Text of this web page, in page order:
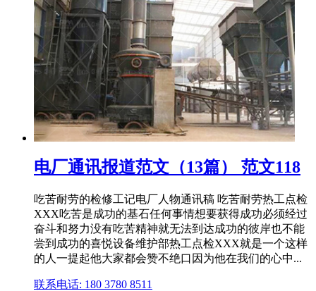
电厂通讯报道范文（13篇） 范文118
吃苦耐劳的检修工记电厂人物通讯稿 吃苦耐劳热工点检
XXX吃苦是成功的基石任何事情想要获得成功必须经过
奋斗和努力没有吃苦精神就无法到达成功的彼岸也不能
尝到成功的喜悦设备维护部热工点检XXX就是一个这样
的人一提起他大家都会赞不绝口因为他在我们的心中...
联系电话: 180 3780 8511